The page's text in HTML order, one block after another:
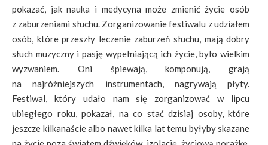
pokazać, jak nauka i medycyna może zmienić życie osób
z zaburzeniami słuchu. Zorganizowanie festiwalu z udziałem
osób, które przeszły leczenie zaburzeń słuchu, mają dobry
słuch muzyczny i pasję wypełniającą ich życie, było wielkim
wyzwaniem. Oni śpiewają, komponują, grają
na najróżniejszych instrumentach, nagrywają płyty.
Festiwal, który udało nam się zorganizować w lipcu
ubiegłego roku, pokazał, na co stać dzisiaj osoby, które
jeszcze kilkanaście albo nawet kilka lat temu byłyby skazane